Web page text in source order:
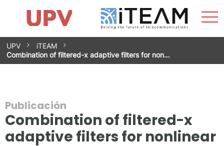
Saltar
contenido
Impacto
Grupos de investigación
Instalaciones
Spin-offs
Contacto
Prácticas
Noticias
Unidad de Igualdad
UPV
iTEAM
Combination of filtered-x adaptive filters for non…
Publicación
Combination of filtered-x
adaptive filters for nonlinear